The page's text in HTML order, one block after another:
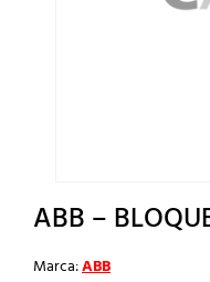
ABB –
Marca:ABB